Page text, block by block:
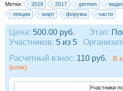
Метки: 2016 2017 germes
лекции
март форума части
Этап:
Цена: 500.00 руб.
Участников: 5 из 5
Расчетный взнос: 110 руб.
В
(клик)
Участники